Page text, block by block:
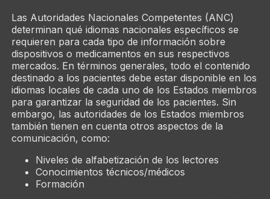
Las Autoridades Nacionales Competentes (ANC)
determinan qué idiomas nacionales específicos se
requieren para cada tipo de información sobre
dispositivos o medicamentos en sus respectivos
mercados. En términos generales, todo el contenido
destinado a los pacientes debe estar disponible en los
idiomas locales de cada uno de los Estados miembros
para garantizar la seguridad de los pacientes. Sin
embargo, las autoridades de los Estados miembros
también tienen en cuenta otros aspectos de la
comunicación, como:
Niveles de alfabetización de los lectores
Conocimientos técnicos/médicos
Formación